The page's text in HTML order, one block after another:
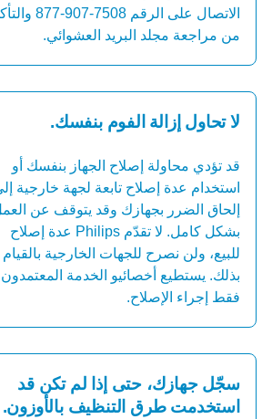
الاتصال على الرقم ‎877-907-7508 والتأكد
من مراجعة مجلد البريد العشوائي.
لا تحاول إزالة الفوم بنفسك.
قد تؤدي محاولة إصلاح الجهاز بنفسك أو
استخدام عدة إصلاح تابعة لجهة خارجية إلى
إلحاق الضرر بجهازك وقد يتوقف عن العمل
بشكل كامل. لا تقدّم Philips عدة إصلاح
للبيع، ولن نصرح للجهات الخارجية بالقيام
بذلك. يستطيع أخصائيو الخدمة المعتمدون
فقط إجراء الإصلاح.
سجّل جهازك، حتى إذا لم تكن قد
استخدمت طرق التنظيف بالأوزون.